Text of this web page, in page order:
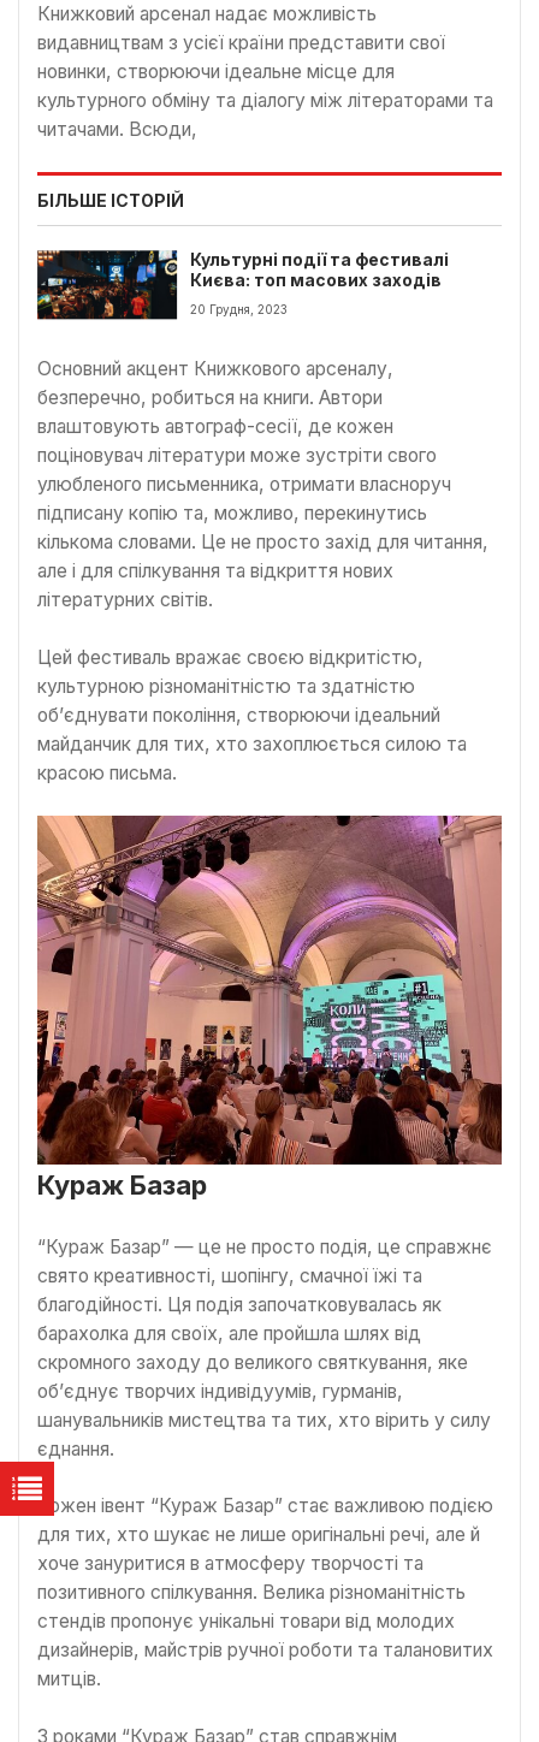
Книжковий арсенал надає можливість
видавництвам з усієї країни представити свої
новинки, створюючи ідеальне місце для
культурного обміну та діалогу між літераторами та
читачами. Всюди,
БІЛЬШЕ ІСТОРІЙ
Культурні події та фестивалі
Києва: топ масових заходів
20 Грудня, 2023
Основний акцент Книжкового арсеналу,
безперечно, робиться на книги. Автори
влаштовують автограф-сесії, де кожен
поціновувач літератури може зустріти свого
улюбленого письменника, отримати власноруч
підписану копію та, можливо, перекинутись
кількома словами. Це не просто захід для читання,
але і для спілкування та відкриття нових
літературних світів.
Цей фестиваль вражає своєю відкритістю,
культурною різноманітністю та здатністю
об’єднувати покоління, створюючи ідеальний
майданчик для тих, хто захоплюється силою та
красою письма.
Кураж Базар
“Кураж Базар” — це не просто подія, це справжнє
свято креативності, шопінгу, смачної їжі та
благодійності. Ця подія започатковувалась як
барахолка для своїх, але пройшла шлях від
скромного заходу до великого святкування, яке
об’єднує творчих індивідуумів, гурманів,
шанувальників мистецтва та тих, хто вірить у силу
єднання.
Кожен івент “Кураж Базар” стає важливою подією
для тих, хто шукає не лише оригінальні речі, але й
хоче зануритися в атмосферу творчості та
позитивного спілкування. Велика різноманітність
стендів пропонує унікальні товари від молодих
дизайнерів, майстрів ручної роботи та талановитих
митців.
З роками “Кураж Базар” став справжнім